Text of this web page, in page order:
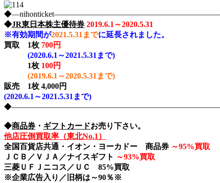
◆JR東日本株主優待券 2019.6.1～2020.5.31
※有効期間が2021.5.31までに延長されました。
買取
1枚 700円
(2020.6.1～2021.5.31まで)
1枚 100円
(2019.6.1～2020.5.31まで)
販売 1枚 4,000円
(2020.6.1～2021.5.31まで)
◆商品券 ・ ギフトカードお売り下さい。
他店圧倒買取率（東北No.1）
全国百貨店共通・イオン・ヨーカドー 商品券 ～95%買取
ＪＣＢ／ＶＪＡ／ナイスギフト ～93%買取
三菱ＵＦＪニコス／ＵＣ 85%買取
※企業広告入り／旧柄は～90％※